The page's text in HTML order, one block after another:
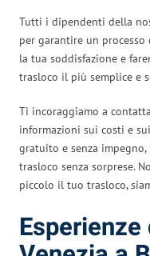
Tutti i dipendenti della
per garantire un
la tua soddisfazione e
trasloco il più semplice e
Ti incoraggiamo a
informazioni sui costi e
gratuito e senza
trasloco senza sorprese.
piccolo il tuo trasloco,